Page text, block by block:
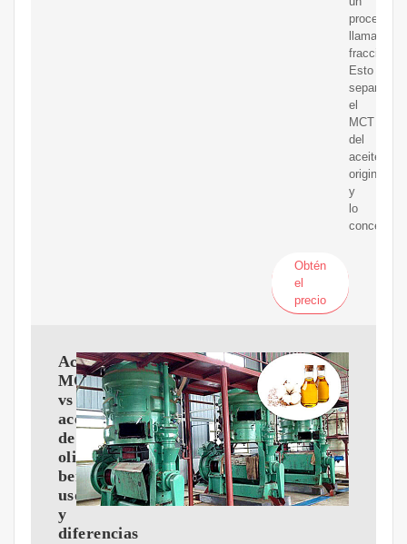
proceso
llamado
Esto
separa
el
MCT
del
aceite
original
y
lo
concentra.
Obtén
el
precio
Aceite
MCT
vs
aceite
de
oliva:
beneficios,
usos
y
diferencias